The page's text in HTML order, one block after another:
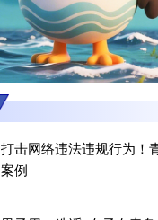
打击网络违法违规行为！
案例